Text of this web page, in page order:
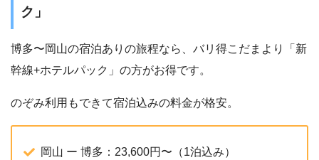
ク」
博多〜岡山の宿泊ありの旅程なら、バリ得こだまより「新
幹線+ホテルパック」の方がお得です。
のぞみ利用もできて宿泊込みの料金が格安。
岡山 ー 博多：23,600円〜（1泊込み）